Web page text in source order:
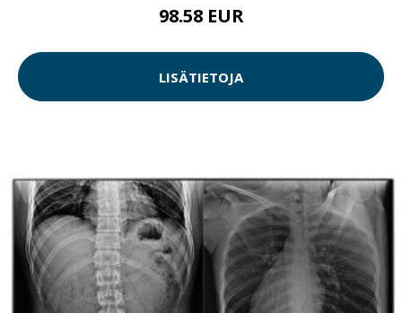
98.58 EUR
LISÄTIETOJA